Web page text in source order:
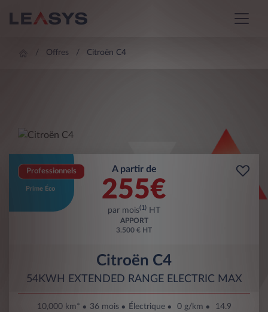
Offres Citroën C4
Professionnels
Prime Éco
A partir de
255€
par mois(1) HT
APPORT
3.500 € HT
Citroën C4
54KWH EXTENDED RANGE ELECTRIC MAX
10,000 km* 36 mois Électrique 0 g/km
14.9